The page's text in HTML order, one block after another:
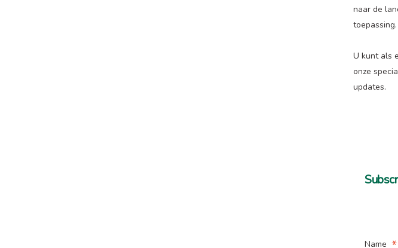
naar de
toepassing.
U kunt als
onze
updates.
Name